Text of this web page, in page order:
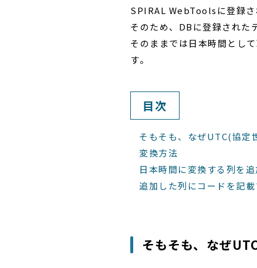
SPIRAL WebToolsに登録さ
そのため、DBに登録された
そのままでは日本時間とし
す。
目次
そもそも、なぜUTC(協定
変換方法
日本時間に変換する列を追
追加した列にコードを記載
そもそも、なぜ